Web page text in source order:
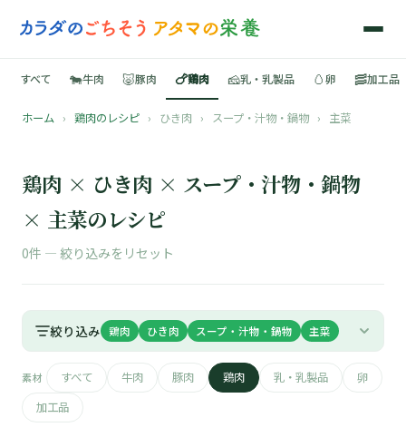
📚
🐷
🧀
すべて 🐄牛肉 🐷豚肉 🍗鶏肉 🧀乳・乳製品 🥚卵 🥓加工品
ホーム › 鶏肉のレシピ › ひき肉 › スープ・汁物・鍋物 › 主菜
鶏肉 × ひき肉 × スープ・汁物・鍋物
× 主菜のレシピ
0件 — 絞り込みをリセット
絞り込み 鶏肉 ひき肉 スープ・汁物・鍋物 主菜
素材 すべて 牛肉 豚肉 鶏肉 乳・乳製品
卵
加工品